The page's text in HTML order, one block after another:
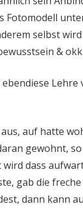
selbst
&
auf hatte
gewohnt,
dass
gab die
dann kann